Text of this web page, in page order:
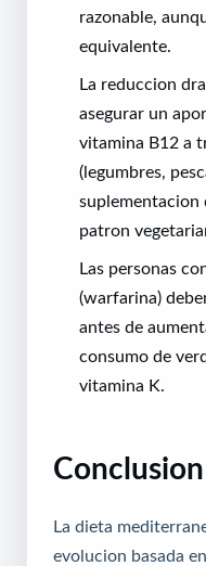
razonable,
equivalente.
La reduccion
asegurar un
vitamina B12 a
(legumbres,
suplementacion
patron
Las personas
(warfarina)
antes de
consumo de
vitamina K.
Conclusion
La dieta
evolucion basada